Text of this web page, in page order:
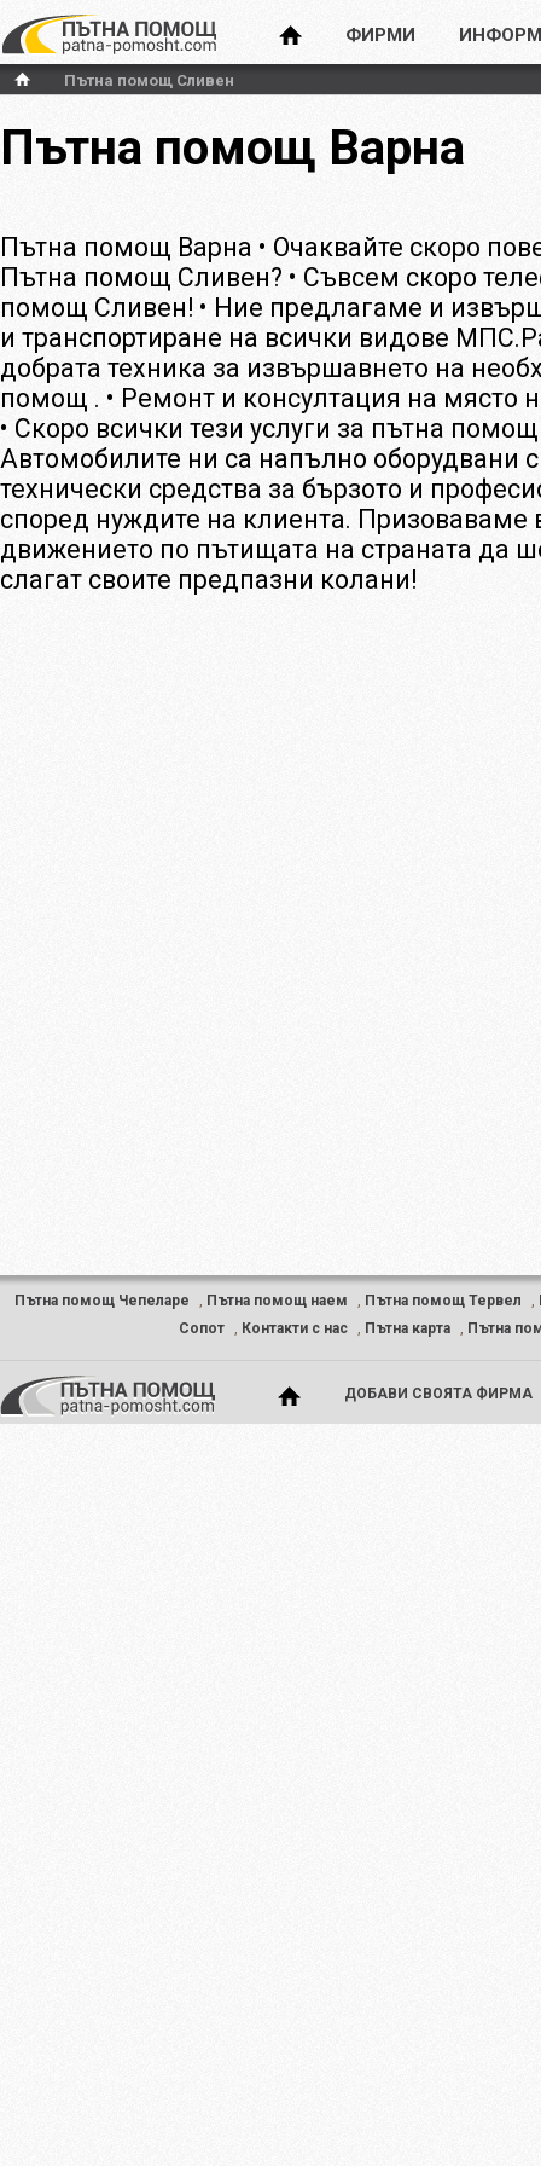
ФИРМИ
Пътна помощ Сливен
Пътна помощ Варна
Пътна помощ Варна • Очаквайте скоро
Пътна помощ Сливен? • Съвсем скоро
помощ Сливен! • Ние предлагаме и
и транспортиране на всички видове
добрата техника за извършавнето на
помощ . • Ремонт и консултация на място
• Скоро всички тези услуги за пътна
Автомобилите ни са напълно оборудвани
технически средства за бързото и
според нуждите на клиента. Призоваваме
движението по пътищата на страната да
слагат своите предпазни колани!
Пътна помощ Чепеларе , Пътна помощ наем , Пътна помощ Тервел ,
Сопот
, Контакти с нас , Пътна карта , Пътна
ДОБАВИ СВОЯТА ФИРМА